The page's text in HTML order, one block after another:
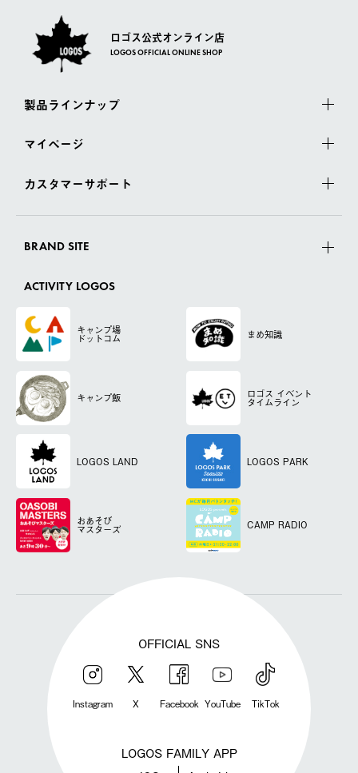
ロゴス公式オンライン店
LOGOS OFFICIAL ONLINE SHOP
製品ラインナップ
マイページ
カスタマーサポート
BRAND SITE
ACTIVITY LOGOS
キャンプ場
ドットコム まめ知識
キャンプ飯 ロゴス イベント
タイムライン
LOGOS LAND LOGOS PARK
おあそび
マスターズ CAMP RADIO
OFFICIAL SNS
Instagram X Facebook YouTube TikTok
LOGOS FAMILY APP